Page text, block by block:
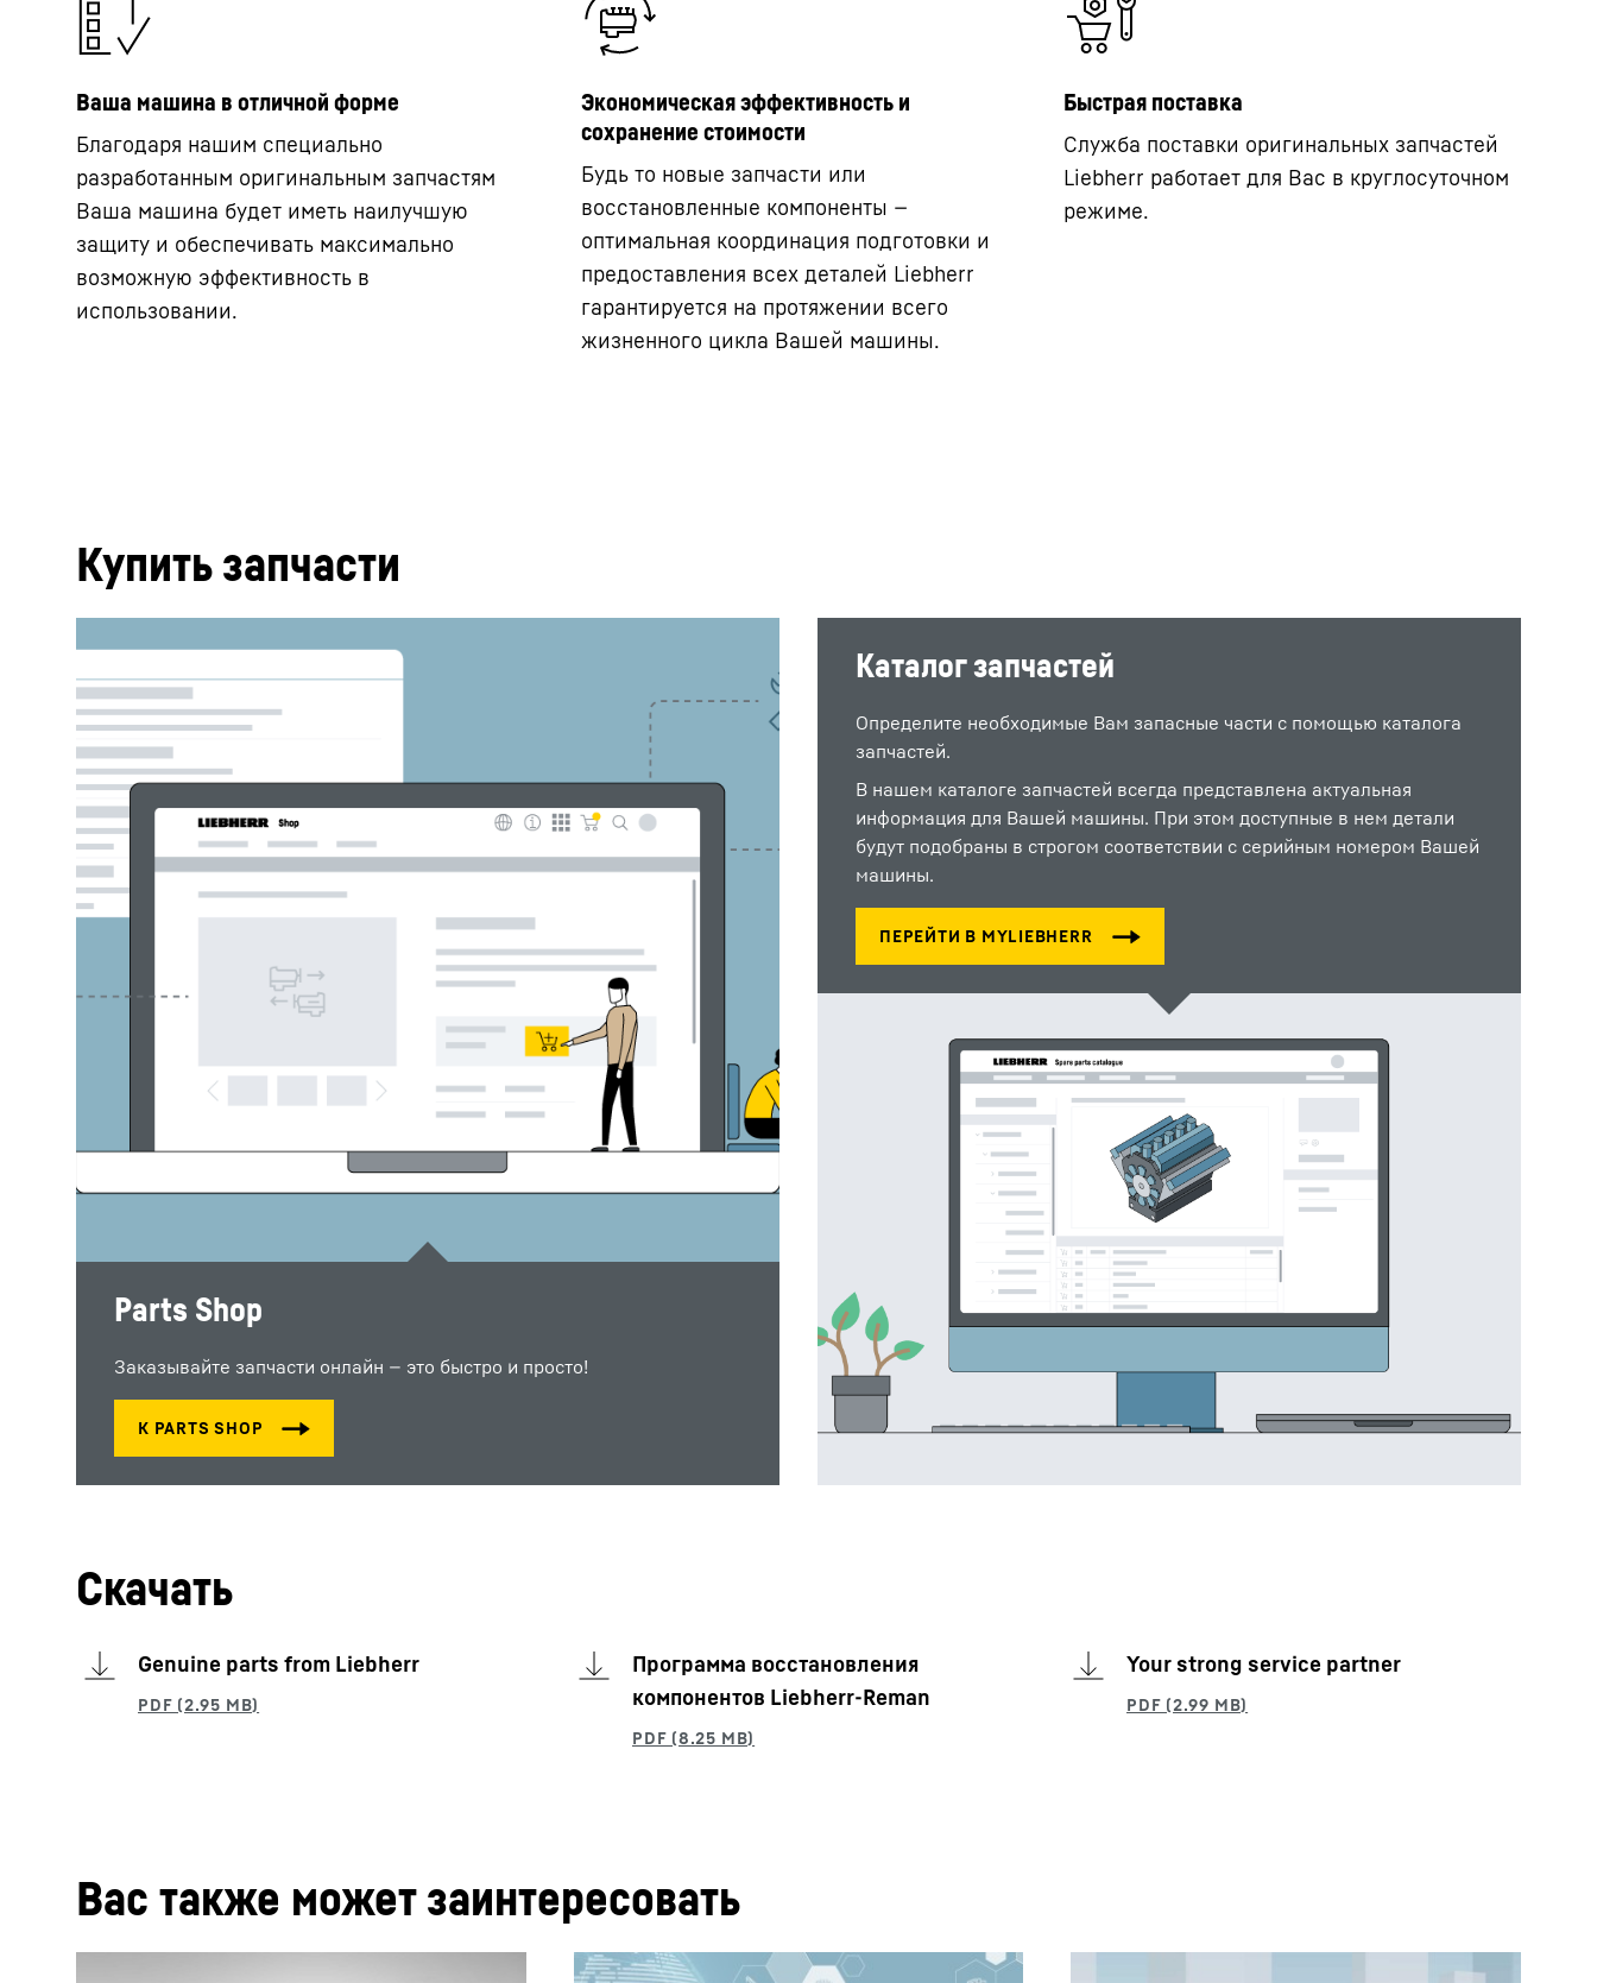
Ваша машина в отличной форме
Благодаря нашим специально
разработанным оригинальным запчастям
Ваша машина будет иметь наилучшую
защиту и обеспечивать максимально
возможную эффективность в
использовании.
Экономическая эффективность и
сохранение стоимости
Будь то новые запчасти или
восстановленные компоненты —
оптимальная координация подготовки и
предоставления всех деталей Liebherr
гарантируется на протяжении всего
жизненного цикла Вашей машины.
Быстрая поставка
Служба поставки оригинальных запчастей
Liebherr работает для Вас в круглосуточном
режиме.
Купить запчасти
Parts Shop
Заказывайте запчасти онлайн — это быстро и просто!
Каталог запчастей
Определите необходимые Вам запасные части с помощью каталога
запчастей.
В нашем каталоге запчастей всегда представлена актуальная
информация для Вашей машины. При этом доступные в нем детали
будут подобраны в строгом соответствии с серийным номером Вашей
машины.
Скачать
Genuine parts from Liebherr
Программа восстановления
компонентов Liebherr-Reman
Your strong service partner
Вас также может заинтересовать